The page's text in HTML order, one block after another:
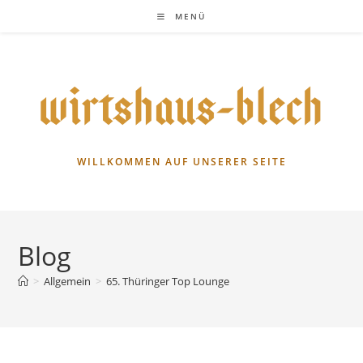
MENÜ
WILLKOMMEN AUF UNSERER SEITE
Blog
> Allgemein > 65. Thüringer Top Lounge